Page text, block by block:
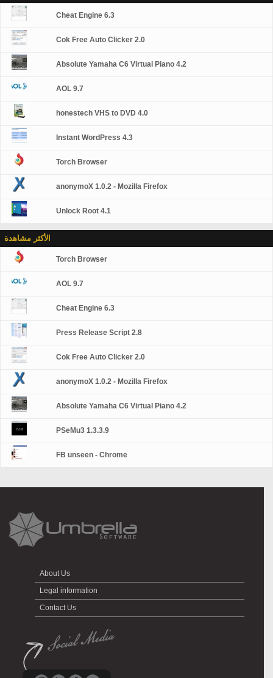
Cheat Engine 6.3
Cok Free Auto Clicker 2.0
Absolute Yamaha C6 Virtual Piano 4.2
AOL 9.7
honestech VHS to DVD 4.0
Instant WordPress 4.3
Torch Browser
anonymoX 1.0.2 - Mozilla Firefox
Unlock Root 4.1
الأكثر مشاهدة
Torch Browser
AOL 9.7
Cheat Engine 6.3
Press Release Script 2.8
Cok Free Auto Clicker 2.0
anonymoX 1.0.2 - Mozilla Firefox
Absolute Yamaha C6 Virtual Piano 4.2
PSeMu3 1.3.3.9
FB unseen - Chrome
About Us
Legal information
Contact Us